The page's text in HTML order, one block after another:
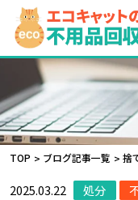
TOP ブログ記事一覧 捨
2025.03.22 処分